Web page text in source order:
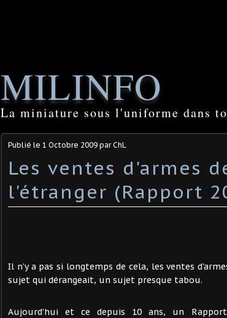
MILINFO
La miniature sous l'uniforme dans
Publié le 1 Octobre 2009 par ChL
Les ventes d'armes
l'étranger (Rapport
Il n'y a pas si longtemps de cela, les ventes
sujet qui dérangeait, un sujet presque tabou.
Aujourd'hui et ce depuis 10 ans, un